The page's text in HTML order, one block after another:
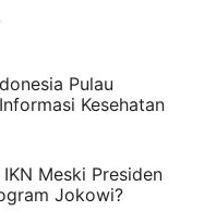
Pulau
Kesehatan
Meski Presiden
Jokowi?